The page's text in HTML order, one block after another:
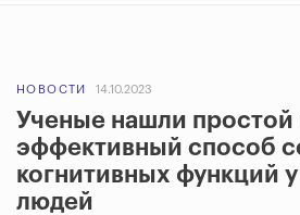
НОВОСТИ 14.10.2023
Ученые нашли простой
эффективный способ
когнитивных функций
людей